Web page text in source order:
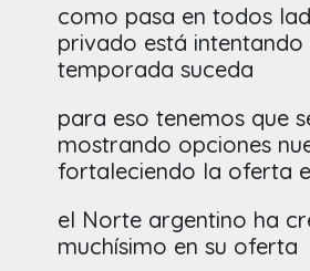
como pasa en todos
privado está intentando
temporada suceda
para eso tenemos que
mostrando opciones
fortaleciendo la oferta
el Norte argentino ha
muchísimo en su oferta